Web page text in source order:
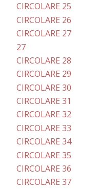
CIRCOLARE 25
CIRCOLARE 26
CIRCOLARE 27
27
CIRCOLARE 28
CIRCOLARE 29
CIRCOLARE 30
CIRCOLARE 31
CIRCOLARE 32
CIRCOLARE 33
CIRCOLARE 34
CIRCOLARE 35
CIRCOLARE 36
CIRCOLARE 37